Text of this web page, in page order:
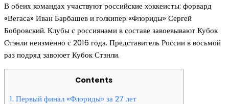
В обеих командах участвуют российские хоккеисты: форвард
«Вегаса» Иван Барбашев и голкипер «Флориды» Сергей
Бобровский. Клубы с россиянами в составе завоевывают Кубок
Стэнли неизменно с 2016 года. Представитель России в восьмой
раз подряд завоюет Кубок Стэнли.
Contents
1. Первый финал «Флориды» за 27 лет